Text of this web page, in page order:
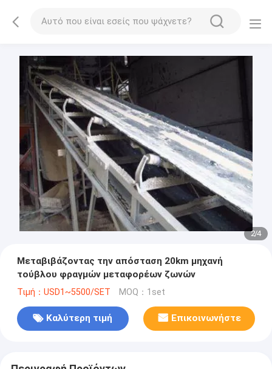
2/4
Μεταβιβάζοντας την απόσταση 20km μηχανή
τούβλου φραγμών μεταφορέων ζωνών
Τιμή：USD1~5500/SET MOQ：1set
Καλύτερη τιμή Επικοινωνήστε